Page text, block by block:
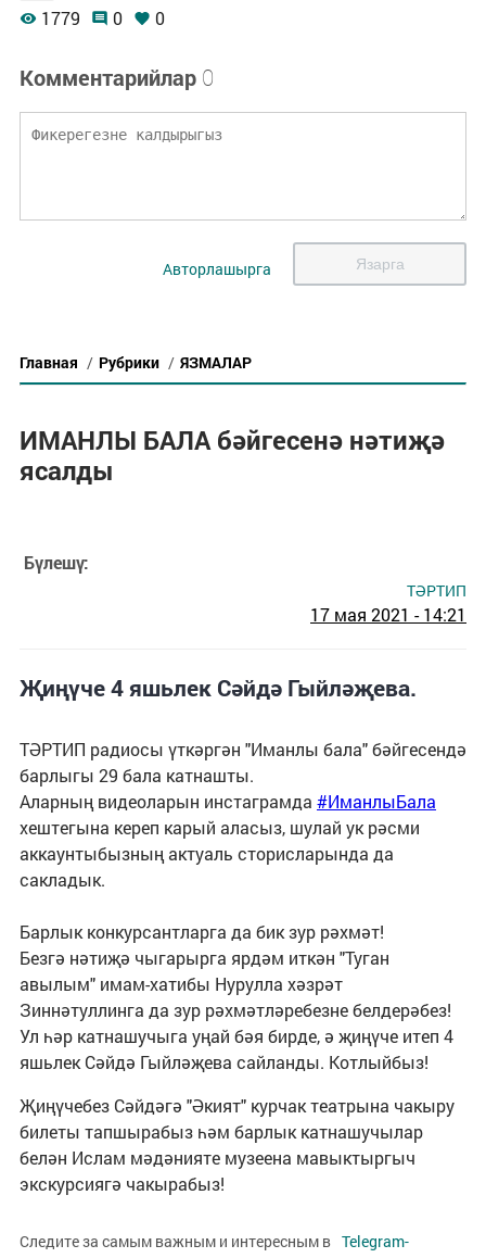
1779 0 0
Комментарийлар 0
Авторлашырга Язарга
Главная / Рубрики / ЯЗМАЛАР
ИМАНЛЫ БАЛА бәйгесенә нәтиҗә
ясалды
Бүлешү:
ТӘРТИП
17 мая 2021 - 14:21
Җиңүче 4 яшьлек Сәйдә Гыйләҗева.
ТӘРТИП радиосы үткәргән "Иманлы бала" бәйгесендә
барлыгы 29 бала катнашты.
Аларның видеоларын инстаграмда #ИманлыБала
хештегына кереп карый аласыз, шулай ук рәсми
аккаунтыбызның актуаль сторисларында да
сакладык.
Барлык конкурсантларга да бик зур рәхмәт!
Безгә нәтиҗә чыгарырга ярдәм иткән "Туган
авылым" имам-хатибы Нурулла хәзрәт
Зиннәтуллинга да зур рәхмәтләребезне белдерәбез!
Ул һәр катнашучыга уңай бәя бирде, ә җиңүче итеп 4
яшьлек Сәйдә Гыйләҗева сайланды. Котлыйбыз!
Җиңүчебез Сәйдәгә "Әкият" курчак театрына чакыру
билеты тапшырабыз һәм барлык катнашучылар
белән Ислам мәдәнияте музеена мавыктыргыч
экскурсиягә чакырабыз!
Следите за самым важным и интересным в Telegram-